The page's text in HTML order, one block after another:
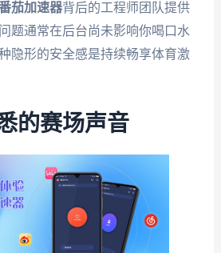
茄加速器背后的工程师团队提供
题通常在后台尚未影响你喝口水
隐形的安全感是持续畅享体育激
的赛场声音